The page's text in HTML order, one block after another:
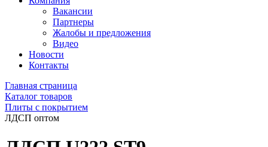
Вакансии
Партнеры
Жалобы и предложения
Видео
Новости
Контакты
Главная страница
Каталог товаров
Плиты с покрытием
ЛДСП оптом